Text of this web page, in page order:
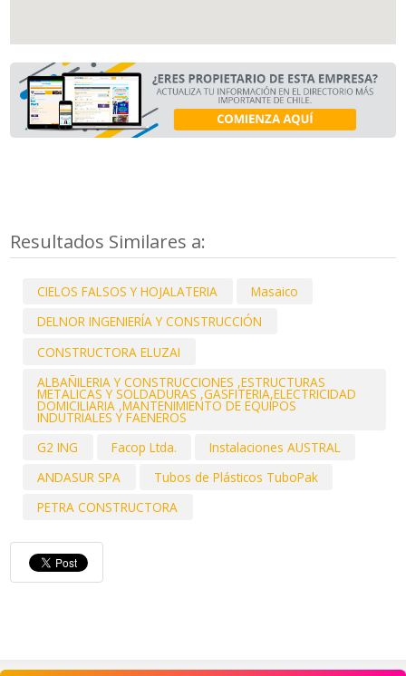
Resultados Similares a:
CIELOS FALSOS Y HOJALATERIA
Masaico
DELNOR INGENIERÍA Y CONSTRUCCIÓN
CONSTRUCTORA ELUZAI
ALBAÑILERIA Y CONSTRUCCIONES ,ESTRUCTURAS
METALICAS Y SOLDADURAS ,GASFITERIA,ELECTRICIDAD
DOMICILIARIA ,MANTENIMIENTO DE EQUIPOS
INDUTRIALES Y FAENEROS
G2 ING
Facop Ltda.
Instalaciones AUSTRAL
ANDASUR SPA
Tubos de Plásticos TuboPak
PETRA CONSTRUCTORA